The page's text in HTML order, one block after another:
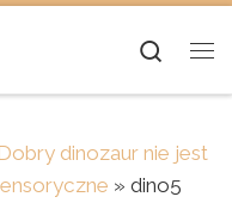
dinozaur nie jest
» dino5